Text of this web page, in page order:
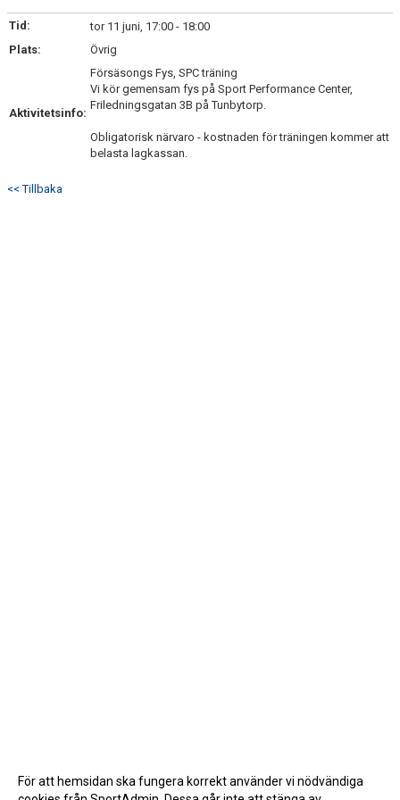
DOKUMENT
ANMÄL DIG HÄR
Tid:
tor 11 juni, 17:00 - 18:00
Plats:
Övrig
Aktivitetsinfo:
Försäsongs Fys, SPC träning
Vi kör gemensam fys på Sport Performance Center,
Friledningsgatan 3B på Tunbytorp.
Obligatorisk närvaro - kostnaden för träningen kommer att
belasta lagkassan.
<< Tillbaka
För att hemsidan ska fungera korrekt använder vi nödvändiga